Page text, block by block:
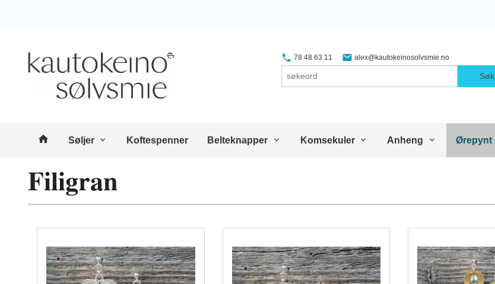
78 48 63 11 alex@kautokeinosolvsmie.no
Søk
Produkter
Søljer Koftespenner Belteknapper Komsekuler Anheng Ørepynt
Filigran